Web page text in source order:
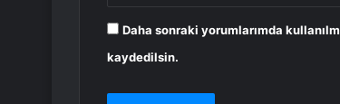
Daha sonraki yorumlarımda
kaydedilsin.